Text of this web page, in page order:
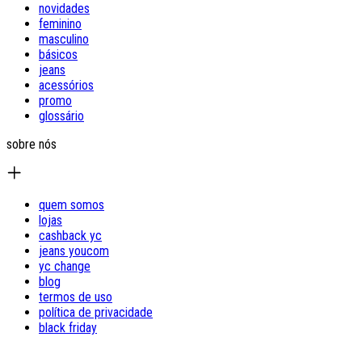
novidades
feminino
masculino
básicos
jeans
acessórios
promo
glossário
sobre nós
quem somos
lojas
cashback yc
jeans youcom
yc change
blog
termos de uso
política de privacidade
black friday